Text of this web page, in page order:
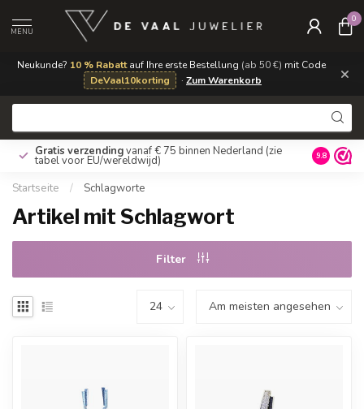
Neukunde? 10 % Rabattauf Ihre erste Bestellung (ab 50 €) mit Code
DeVaal10korting
· Zum Warenkorb ×
MENU
0
Gratis verzendingvanaf € 75 binnen Nederland (zie
tabel voor EU/wereldwijd) 9.8
Startseite / Schlagworte
Artikel mit Schlagwort
Filter